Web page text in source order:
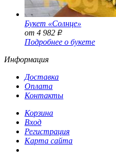
Букет «Солнце»
от 4 982 Р
Подробнее о букете
Информация
Доставка
Оплата
Контакты
Корзина
Вход
Регистрация
Карта сайта